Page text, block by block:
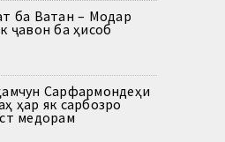
ба Ватан – Модар
ҷавон ба ҳисоб
Сарфармондеҳи
ҳар як сарбозро
медорам